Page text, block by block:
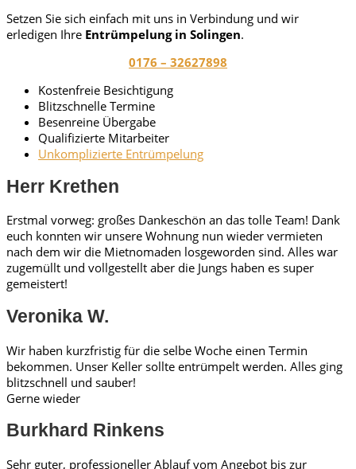
Setzen Sie sich einfach mit uns in Verbindung und wir
erledigen Ihre Entrümpelung in Solingen.
0176 – 32627898
Kostenfreie Besichtigung
Blitzschnelle Termine
Besenreine Übergabe
Qualifizierte Mitarbeiter
Unkomplizierte Entrümpelung
Herr Krethen
Erstmal vorweg: großes Dankeschön an das tolle Team! Dank
euch konnten wir unsere Wohnung nun wieder vermieten
nach dem wir die Mietnomaden losgeworden sind. Alles war
zugemüllt und vollgestellt aber die Jungs haben es super
gemeistert!
Veronika W.
Wir haben kurzfristig für die selbe Woche einen Termin
bekommen. Unser Keller sollte entrümpelt werden. Alles ging
blitzschnell und sauber!
Gerne wieder
Burkhard Rinkens
Sehr guter, professioneller Ablauf vom Angebot bis zur